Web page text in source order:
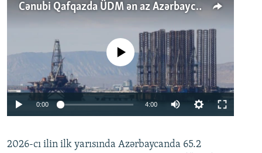
Cənubi Qafqazda ÜDM ən az Azərbaycanda artır: Qonşuları niyə Bakını qabaqlaya bilir?
No media source currently available
0:00 4:00
360p
2026-cı ilin ilk yarısında Azərbaycanda 65.2